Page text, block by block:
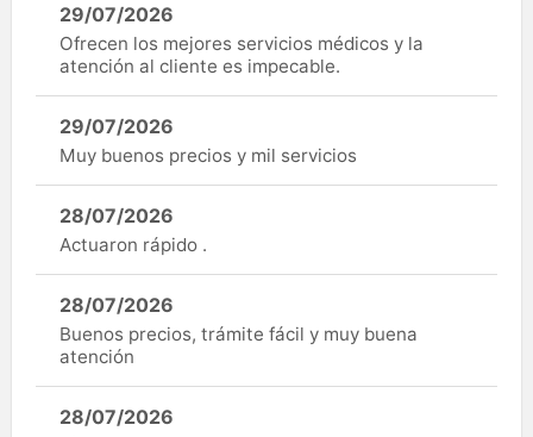
29/07/2026
Ofrecen los mejores servicios médicos y la
atención al cliente es impecable.
29/07/2026
Muy buenos precios y mil servicios
28/07/2026
Actuaron rápido .
28/07/2026
Buenos precios, trámite fácil y muy buena
atención
28/07/2026